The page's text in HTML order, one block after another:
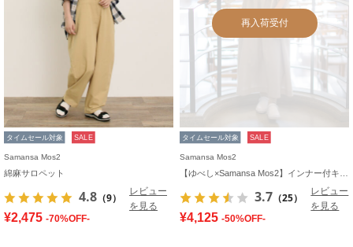
タイムセール対象 SALE
Samansa Mos2
綿麻サロペット
4.8 （9）
レビュー
を見る
¥2,475 -70%OFF-
再入荷受付
タイムセール対象 SALE
Samansa Mos2
3.7 （25）
レビュー
を見る
¥4,125 -50%OFF-